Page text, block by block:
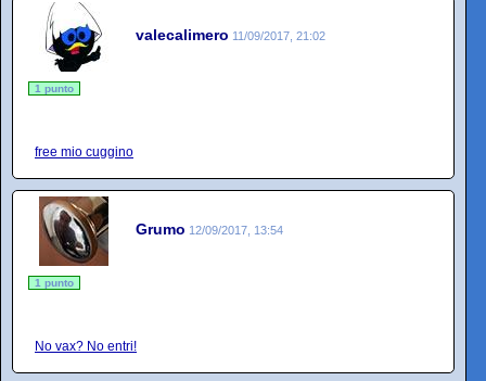
valecalimero 11/09/2017, 21:02
1 punto
free mio cuggino
Grumo 12/09/2017, 13:54
1 punto
No vax? No entri!